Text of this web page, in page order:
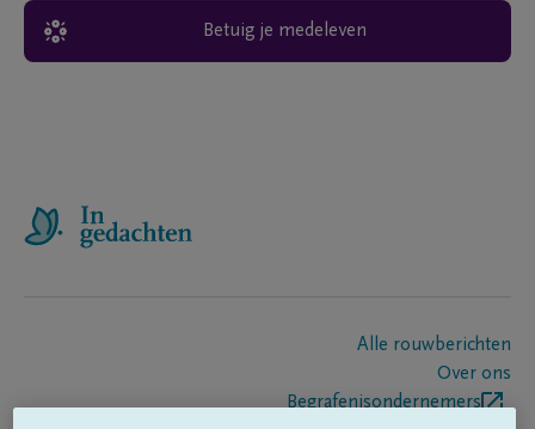
Betuig je medeleven
Alle rouwberichten
Over ons
Begrafenisondernemers